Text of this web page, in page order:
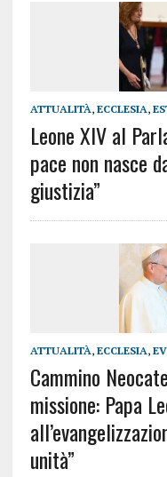
ATTUALITÀ, ECCLESIA,
Leone XIV al
pace non nasce
giustizia”
ATTUALITÀ, ECCLESIA,
Cammino
missione: Papa
unità”